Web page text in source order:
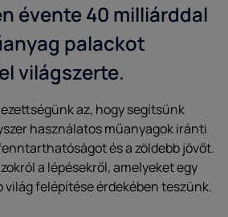
évente 40 milliárddal
palackot
világszerte.
az, hogy segítsünk
használatos műanyagok iránti
és a zöldebb jövőt.
a lépésekről, amelyeket egy
felépítése érdekében teszünk.